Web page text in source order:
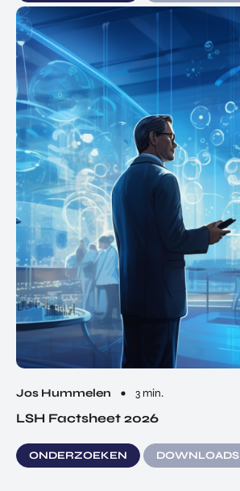
Jos Hummelen 3 min.
LSH Factsheet 2026
ONDERZOEKEN DOWNLOADS